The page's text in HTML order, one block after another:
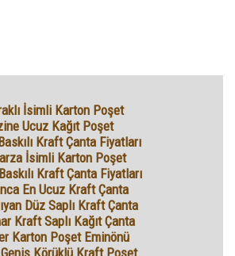
İsimli Karton Poşet
Ucuz Kağıt Poşet
Kraft Çanta Fiyatları
İsimli Karton Poşet
Kraft Çanta Fiyatları
En Ucuz Kraft Çanta
Düz Saplı Kraft Çanta
Kraft Saplı Kağıt Çanta
Karton Poşet Eminönü
Körüklü Kraft Poşet